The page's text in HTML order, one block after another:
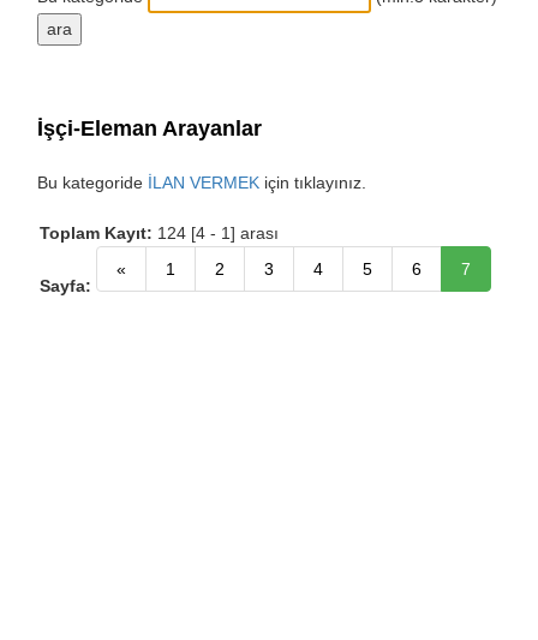
İşçi-Eleman Arayanlar
Bu kategoride İLAN VERMEK için tıklayınız.
Toplam Kayıt: 124 [4 - 1] arası
Sayfa:
« 1 2 3 4 5 6 7